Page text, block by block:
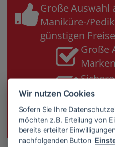
Große Auswahl
Maniküre-/
günstigen
Große
&
Maniküre-/Pediküre
ansehen &
Wir nutzen Cookies
Sofern Sie Ihre
möchten z.B. Erteilung von
bereits erteilter
nachfolgenden Button.